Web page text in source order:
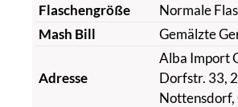
Flaschengröße
Normale
Mash Bill
Gemälzte
Adresse
Alba Import
Dorfstr. 33,
Nottensdorf,